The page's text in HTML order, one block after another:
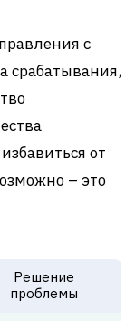
с
срабатывания,
от
– это
Решение
проблемы